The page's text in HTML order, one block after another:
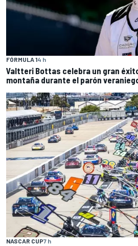
FÓRMULA 14 h
Valtteri Bottas celebra un gran
montaña durante el parón
NASCAR CUP7 h